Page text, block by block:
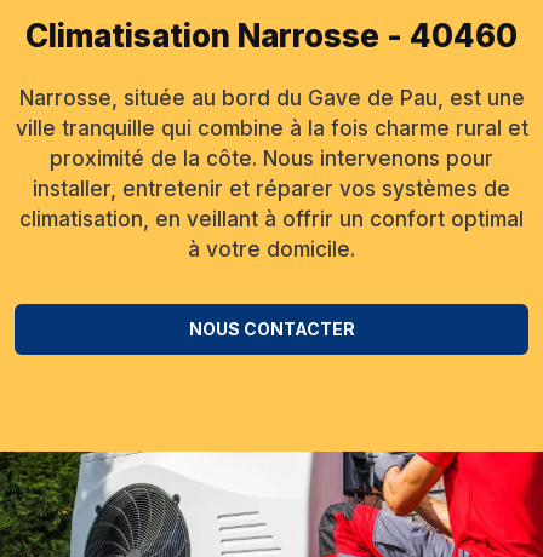
Climatisation Narrosse - 40460
Narrosse, située au bord du Gave de Pau, est une
ville tranquille qui combine à la fois charme rural et
proximité de la côte. Nous intervenons pour
installer, entretenir et réparer vos systèmes de
climatisation, en veillant à offrir un confort optimal
à votre domicile.
NOUS CONTACTER